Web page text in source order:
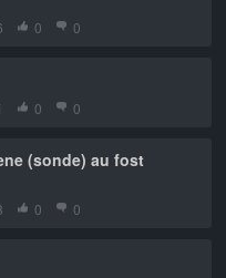
0 0
0 0
(sonde) au fost
0 0